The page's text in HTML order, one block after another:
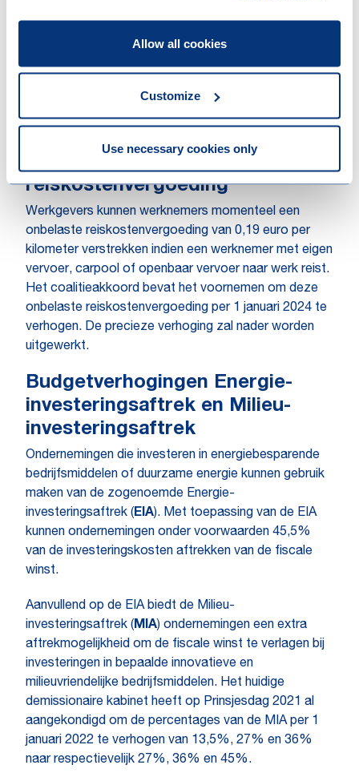
Allow all cookies
Customize
Use necessary cookies only
per 1 januari 2023 af te schaffen om op die manier
woningcorporaties in de periode 2020 – 2030 de
verduurzamen.
reiskostenvergoeding
Werkgevers kunnen werknemers momenteel een
onbelaste reiskostenvergoeding van 0,19 euro per
kilometer verstrekken indien een werknemer met eigen
vervoer, carpool of openbaar vervoer naar werk reist.
Het coalitieakkoord bevat het voornemen om deze
onbelaste reiskostenvergoeding per 1 januari 2024 te
verhogen. De precieze verhoging zal nader worden
uitgewerkt.
Budgetverhogingen Energie-
investeringsaftrek en Milieu-
investeringsaftrek
Ondernemingen die investeren in energiebesparende
bedrijfsmiddelen of duurzame energie kunnen gebruik
maken van de zogenoemde Energie-
investeringsaftrek (EIA). Met toepassing van de EIA
kunnen ondernemingen onder voorwaarden 45,5%
van de investeringskosten aftrekken van de fiscale
winst.
Aanvullend op de EIA biedt de Milieu-
investeringsaftrek (MIA) ondernemingen een extra
aftrekmogelijkheid om de fiscale winst te verlagen bij
investeringen in bepaalde innovatieve en
milieuvriendelijke bedrijfsmiddelen. Het huidige
demissionaire kabinet heeft op Prinsjesdag 2021 al
aangekondigd om de percentages van de MIA per 1
januari 2022 te verhogen van 13,5%, 27% en 36%
naar respectievelijk 27%, 36% en 45%.